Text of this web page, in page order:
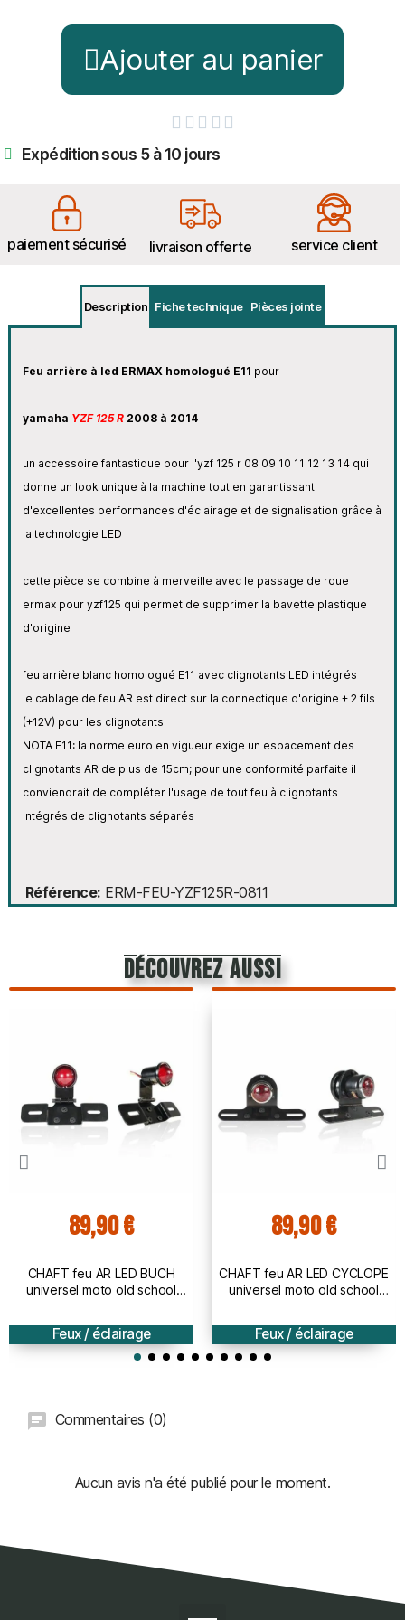
Ajouter au panier
    
Expédition sous 5 à 10 jours
paiement sécurisé livraison offerte service client
Description Fiche technique Pièces jointe
Feu arrière à led ERMAX homologué E11 pour
yamaha YZF 125 R2008 à 2014
un accessoire fantastique pour l'yzf 125 r 08 09 10 11 12 13 14 qui
donne un look unique à la machine tout en garantissant
d'excellentes performances d'éclairage et de signalisation grâce à
la technologie LED
cette pièce se combine à merveille avec le passage de roue
ermax pour yzf125 qui permet de supprimer la bavette plastique
d'origine
feu arrière blanc homologué E11 avec clignotants LED intégrés
le cablage de feu AR est direct sur la connectique d'origine + 2 fils
(+12V) pour les clignotants
NOTA E11: la norme euro en vigueur exige un espacement des
clignotants AR de plus de 15cm; pour une conformité parfaite il
conviendrait de compléter l'usage de tout feu à clignotants
intégrés de clignotants séparés
Référence ERM-FEU-YZF125R-0811
découvrez aussi
89,90 €
CHAFT feu AR LED BUCH
universel moto old school
HOMOLOGUE - IN828
Feux / éclairage
89,90 €
CHAFT feu AR LED CYCLOPE
universel moto old school
HOMOLOGUE - IN827
Feux / éclairage
Commentaires (0)
Aucun avis n'a été publié pour le moment.